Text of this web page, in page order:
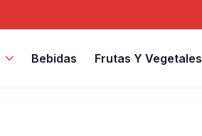
Bebidas Frutas Y Vegetales